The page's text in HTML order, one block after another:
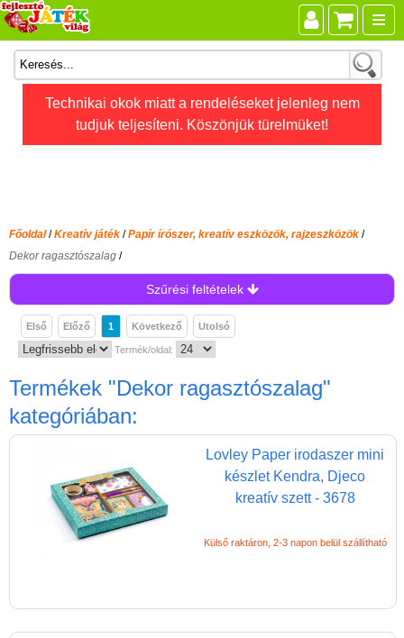
Technikai okok miatt a rendeléseket jelenleg nem
tudjuk teljesíteni. Köszönjük türelmüket!
Főoldal/Kreatív játék /Papír írószer, kreatív eszközök, rajzeszközök /
Dekor ragasztószalag /
Szűrési feltételek
Első Előző 1 Következő Utolsó
Termék/oldal:
Termékek "Dekor ragasztószalag"
kategóriában:
Lovley Paper irodaszer mini
készlet Kendra, Djeco
kreatív szett - 3678
Külső raktáron, 2-3 napon belül szállítható
Összes játék
Játékok életkor szerint
Diafilm
Építőjáték
Foglalkoztató füzet
Fajátékok
Futóbiciklik, rollerek
Gyerekszoba
Intelligens gyurma
Iskolaszerek
Djeco kreatív játékok